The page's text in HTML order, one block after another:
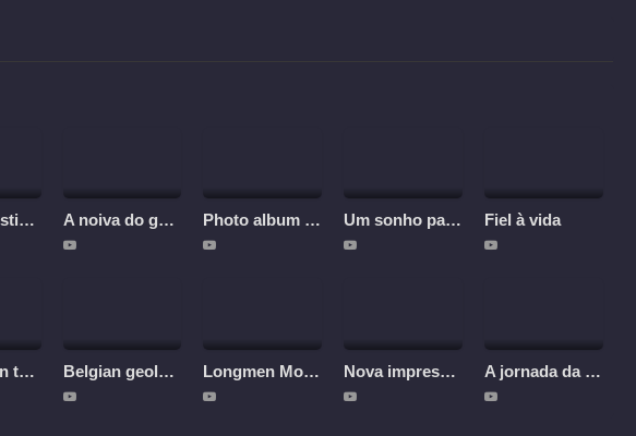
Gala do festival da primavera 2026 A noiva do general Photo album from a century Um sonho passageiro Fiel à vida
Vibrancy in the marketplace Belgian geologist in China Longmen Mountain's Well-Kept Secret Nova impressão do tibete A jornada da pimenta malagueta